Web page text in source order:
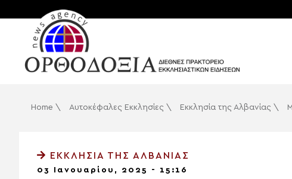
Home \ Αυτοκέφαλες Εκκλησίες \ Εκκλησία της Αλβανίας \
ΕΚΚΛΗΣΊΑ ΤΗΣ ΑΛΒΑΝΊΑΣ
03 Ιανουαρίου, 2025 - 15:16